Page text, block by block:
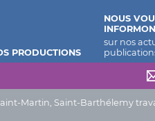
Martin, Saint-Barthélemy
PRODUCTIONS
NOUS